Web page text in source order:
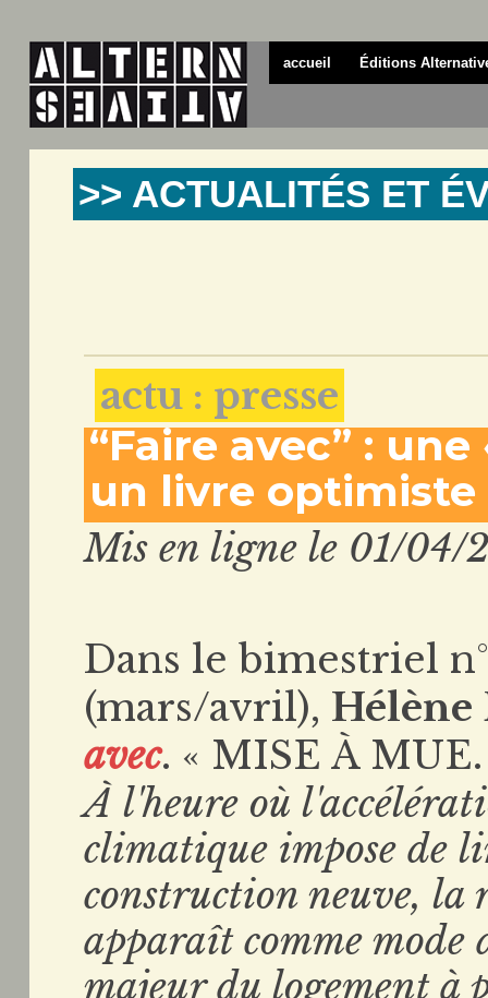
accueil Éditions
>> ACTUALITÉS ET
actu : presse
“Faire avec” :
un livre optimiste
Mis en ligne le 01/04/
Dans le bimestriel
(mars/avril), Hélène
avec. « MISE À MUE.
À l'heure où
climatique impose de
construction neuve,
apparaît comme mode
majeur du logement à